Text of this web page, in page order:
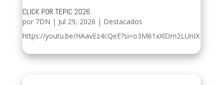
CLICK POR TEPIC 2026
por 7DN | Jul 29, 2026 | Destacados
https://youtu.be/HAavEz4cQeE?si=o3M61xXlDm2LUnIX